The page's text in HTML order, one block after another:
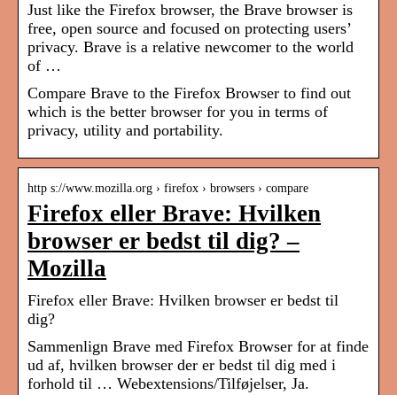
Just like the Firefox browser, the Brave browser is
free, open source and focused on protecting users’
privacy. Brave is a relative newcomer to the world
of …
Compare Brave to the Firefox Browser to find out
which is the better browser for you in terms of
privacy, utility and portability.
http s://www.mozilla.org › firefox › browsers › compare
Firefox eller Brave: Hvilken
browser er bedst til dig? –
Mozilla
Firefox eller Brave: Hvilken browser er bedst til
dig?
Sammenlign Brave med Firefox Browser for at finde
ud af, hvilken browser der er bedst til dig med i
forhold til … Webextensions/Tilføjelser, Ja.